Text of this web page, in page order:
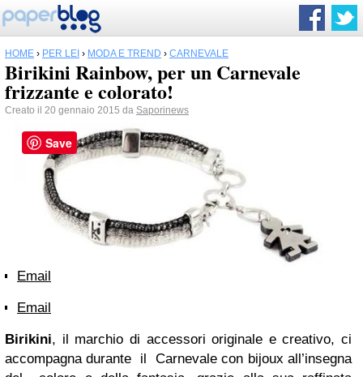
HOME › PER LEI › MODA E TREND › CARNEVALE
Birikini Rainbow, per un Carnevale
frizzante e colorato!
Creato il 20 gennaio 2015 da Saporinews
Email
Email
Birikini, il marchio di accessori originale e creativo, ci
accompagna durante il Carnevale con bijoux all’insegna
Save